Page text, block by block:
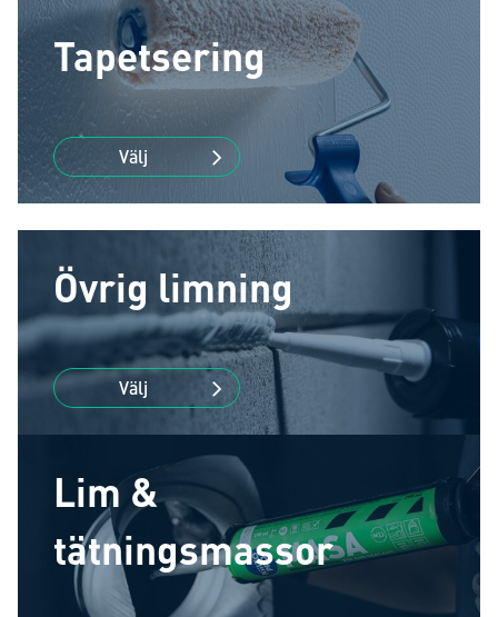
Tapetsering
Välj
Övrig limning
Välj
Lim &
tätningsmassor